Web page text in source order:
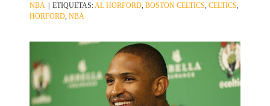
NBA
ETIQUETAS:AL HORFORD,BOSTON CELTICS,CELTICS,
HORFORD,NBA